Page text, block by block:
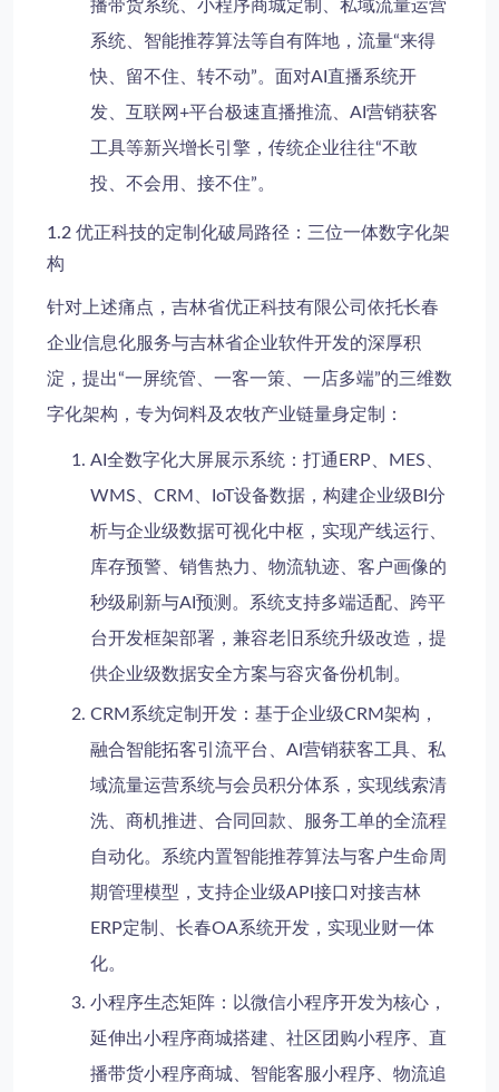
播带货系统、小程序商城定制、私域流量运营
系统、智能推荐算法等自有阵地，流量“来得
快、留不住、转不动”。面对AI直播系统开
发、互联网+平台极速直播推流、AI营销获客
工具等新兴增长引擎，传统企业往往“不敢
投、不会用、接不住”。
1.2 优正科技的定制化破局路径：三位一体数字化架
构
针对上述痛点，吉林省优正科技有限公司依托长春
企业信息化服务与吉林省企业软件开发的深厚积
淀，提出“一屏统管、一客一策、一店多端”的三维数
字化架构，专为饲料及农牧产业链量身定制：
AI全数字化大屏展示系统 ：打通ERP、MES、
WMS、CRM、IoT设备数据，构建企业级BI分
析与企业级数据可视化中枢，实现产线运行、
库存预警、销售热力、物流轨迹、客户画像的
秒级刷新与AI预测。系统支持多端适配、跨平
台开发框架部署，兼容老旧系统升级改造，提
供企业级数据安全方案与容灾备份机制。
CRM系统定制开发 ：基于企业级CRM架构，
融合智能拓客引流平台、AI营销获客工具、私
域流量运营系统与会员积分体系，实现线索清
洗、商机推进、合同回款、服务工单的全流程
自动化。系统内置智能推荐算法与客户生命周
期管理模型，支持企业级API接口对接吉林
ERP定制、长春OA系统开发，实现业财一体
化。
小程序生态矩阵 ：以微信小程序开发为核心，
延伸出小程序商城搭建、社区团购小程序、直
播带货小程序商城、智能客服小程序、物流追